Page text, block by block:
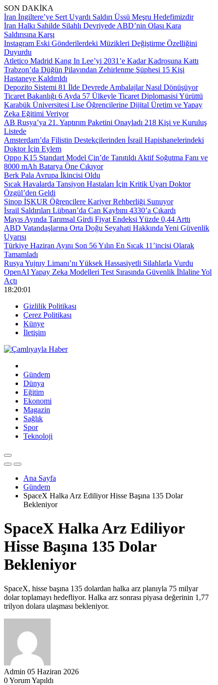
SON DAKİKA
İran İngiltere’ye Sert Uyardı Saldırı Üssü Meşru Hedefimizdir
İran Halkı Sahilde Silahlı Devriyede ABD’nin Olası Kara
Saldırısına Karşı
Instagram Eski Gönderilerdeki Müzikleri Değiştirme Özelliğini
Duyurdu
Atletico Madrid Kang In Lee’yi 2031’e Kadar Kadrosuna Kattı
Trabzon’da Düğün Pilavından Zehirlenme Şüphesi 15 Kişi
Hastaneye Kaldırıldı
Depozito Sistemi 81 İlde Devrede Ambalajlar Nasıl Dönüşüyor
Ticaret Bakanlığı 6 Ayda 57 Ülkeyle Ticaret Diplomasisi Yürüttü
Karabük Üniversitesi Lise Öğrencilerine Dijital Üretim ve Yapay
Zeka Eğitimi Veriyor
AB Rusya’ya 21. Yaptırım Paketini Onayladı 218 Kişi ve Kuruluş
Listede
Amsterdam’da Filistin Destekçilerinden İsrail Hapishanelerindeki
Doktor İçin Eylem
Oppo K15 Standart Model Çin’de Tanıtıldı Aktif Soğutma Fanı ve
8000 mAh Batarya Öne Çıkıyor
Berk Pala Avrupa İkincisi Oldu
Sıcak Havalarda Tansiyon Hastaları İçin Kritik Uyarı Doktor
Özgül’den Geldi
Sinop İŞKUR Öğrencilere Kariyer Rehberliği Sunuyor
İsrail Saldırıları Lübnan’da Can Kaybını 4330’a Çıkardı
Mayıs Ayında Tarımsal Girdi Fiyat Endeksi Yüzde 0,44 Arttı
ABD Vatandaşlarına Orta Doğu Seyahati Hakkında Yeni Güvenlik
Uyarısı
Türkiye Haziran Ayını Son 56 Yılın En Sıcak 11’incisi Olarak
Tamamladı
Rusya Yujnıy Limanı’nı Yüksek Hassasiyetli Silahlarla Vurdu
OpenAI Yapay Zeka Modelleri Test Sırasında Güvenlik İhlaline Yol
Açtı
18:20:01
Gizlilik Politikası
Çerez Politikası
Künye
İletişim
Gündem
Dünya
Eğitim
Ekonomi
Magazin
Sağlık
Spor
Teknoloji
Ana Sayfa
Gündem
SpaceX Halka Arz Ediliyor Hisse Başına 135 Dolar
Bekleniyor
SpaceX Halka Arz Ediliyor
Hisse Başına 135 Dolar
Bekleniyor
SpaceX, hisse başına 135 dolardan halka arz planıyla 75 milyar
dolar toplamayı hedefliyor. Halka arz sonrası piyasa değerinin 1,77
trilyon dolara ulaşması bekleniyor.
Admin 05 Haziran 2026
0 Yorum Yapıldı